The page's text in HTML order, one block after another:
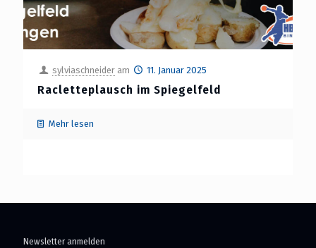
sylviaschneider am 11. Januar 2025
Racletteplausch im Spiegelfeld
Mehr lesen
Newsletter anmelden